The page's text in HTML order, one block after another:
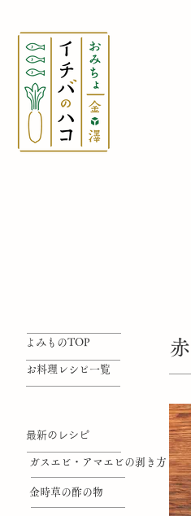
よみものTOP
お料理レシピ一覧
最新のレシピ
ガスエビ・アマエビの剥き方
金時草の酢の物